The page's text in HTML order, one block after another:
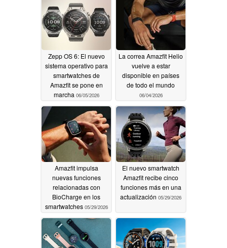
Zepp OS 6: El nuevo
sistema operativo para
smartwatches de
Amazfit se pone en
marcha 06/05/2026
La correa Amazfit Helio
vuelve a estar
disponible en países
de todo el mundo
06/04/2026
Amazfit impulsa
nuevas funciones
relacionadas con
BioCharge en los
smartwatches 05/29/2026
El nuevo smartwatch
Amazfit recibe cinco
funciones más en una
actualización 05/29/2026